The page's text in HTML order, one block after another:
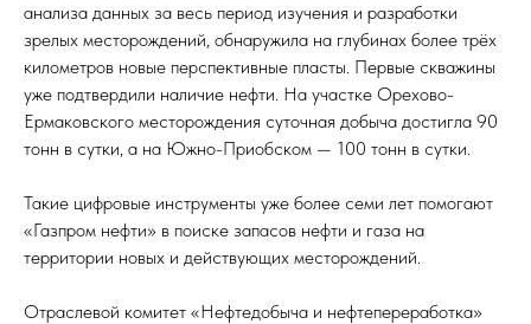
анализа данных за весь период изучения и разработки
зрелых месторождений, обнаружила на глубинах более трёх
километров новые перспективные пласты. Первые скважины
уже подтвердили наличие нефти. На участке Орехово-
Ермаковского месторождения суточная добыча достигла 90
тонн в сутки, а на Южно-Приобском — 100 тонн в сутки.
Такие цифровые инструменты уже более семи лет помогают
«Газпром нефти» в поиске запасов нефти и газа на
территории новых и действующих месторождений.
Отраслевой комитет «Нефтедобыча и нефтепереработка»